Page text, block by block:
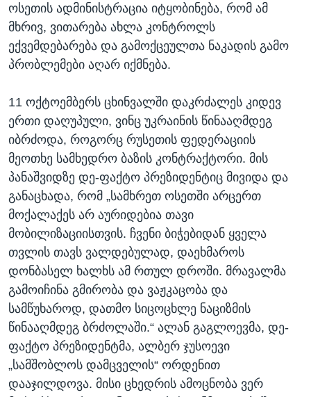
ოსეთის ადმინისტრაცია იტყობინება, რომ ამ
მხრივ, ვითარება ახლა კონტროლს
ექვემდებარება და გამოქცეულთა ნაკადის გამო
პრობლემები აღარ იქმნება.
11 ოქტოემბერს ცხინვალში დაკრძალეს კიდევ
ერთი დაღუპული, ვინც უკრაინის წინააღმდეგ
იბრძოდა, როგორც რუსეთის ფედერაციის
მეოთხე სამხედრო ბაზის კონტრაქტორი. მის
პანაშვიდზე დე-ფაქტო პრეზიდენტიც მივიდა და
განაცხადა, რომ „სამხრეთ ოსეთში არცერთ
მოქალაქეს არ აურიდებია თავი
მობილიზაციისთვის. ჩვენი ბიჭებიდან ყველა
თვლის თავს ვალდებულად, დაეხმაროს
დონბასელ ხალხს ამ რთულ დროში. მრავალმა
გამოიჩინა გმირობა და ვაჟკაცობა და
სამწუხაროდ, დათმო სიცოცხლე ნაციზმის
წინააღმდეგ ბრძოლაში.“ ალან გაგლოევმა, დე-
ფაქტო პრეზიდენტმა, ალბერ ჯუსოევი
„სამშობლოს დამცველის“ ორდენით
დააჯილდოვა. მისი ცხედრის ამოცნობა ვერ